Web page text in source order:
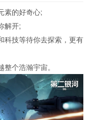
的好奇心;
解开;
技等待你去探索，更有
个浩瀚宇宙。